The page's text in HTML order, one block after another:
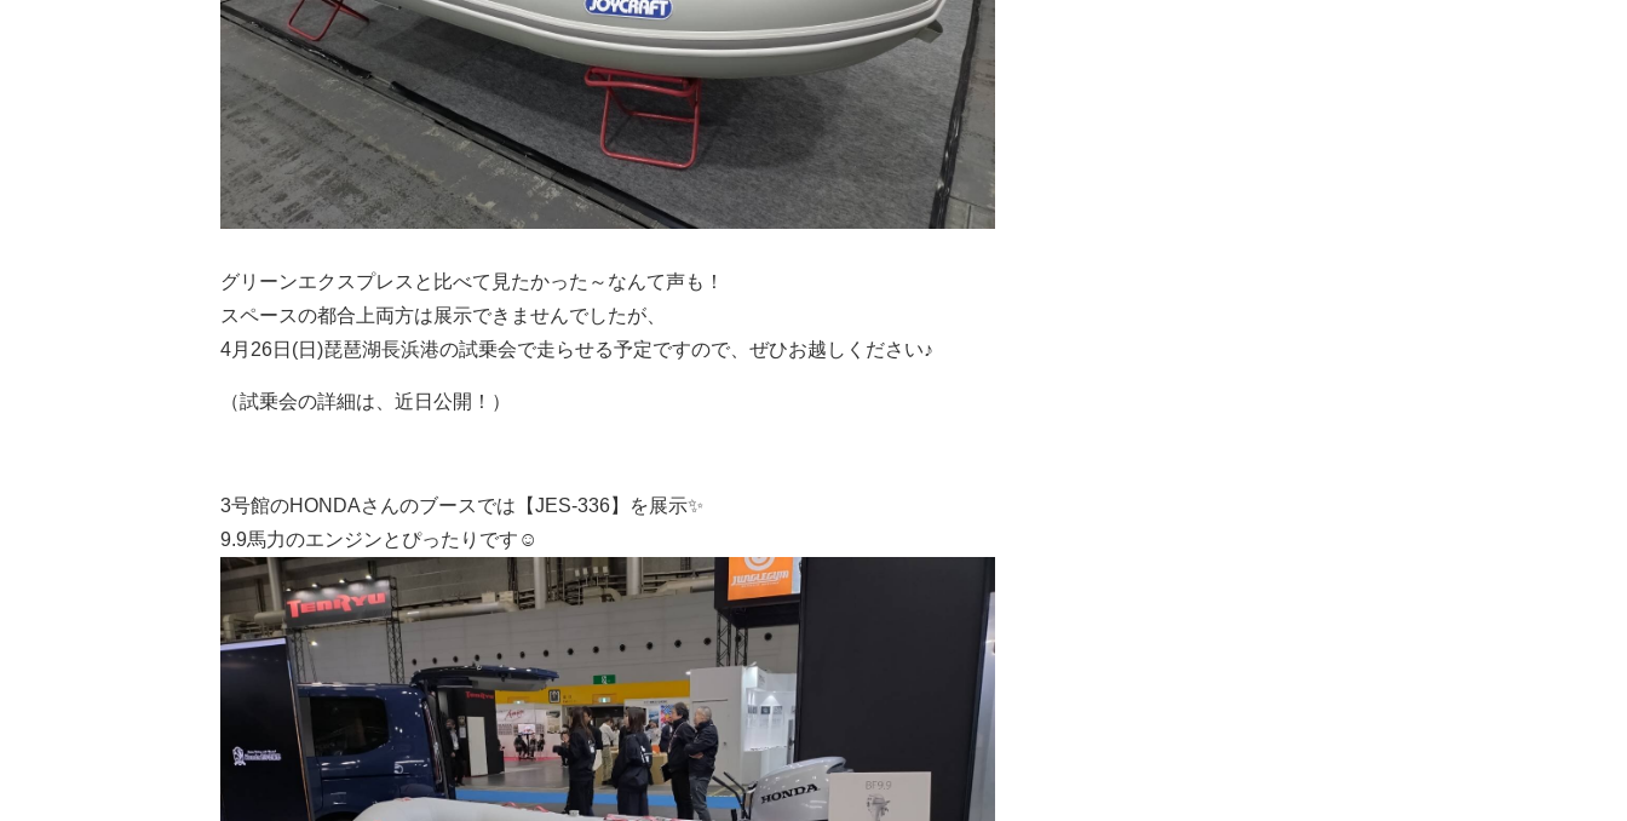
グリーンエクスプレスと比べて見たかった～なんて声も！
スペースの都合上両方は展示できませんでしたが、
4月26日(日)琵琶湖長浜港の試乗会で走らせる予定ですので、ぜひお越しください♪
（試乗会の詳細は、近日公開！）
3号館のHONDAさんのブースでは【JES-336】を展示✨
9.9馬力のエンジンとぴったりです☺